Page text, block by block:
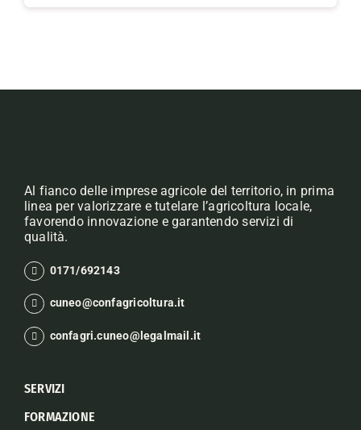
Al fianco delle imprese agricole del territorio, in prima
linea per valorizzare e tutelare l’agricoltura locale,
favorendo innovazione e garantendo servizi di
qualità.
0171/692143
cuneo@confagricoltura.it
confagri.cuneo@legalmail.it
SERVIZI
FORMAZIONE